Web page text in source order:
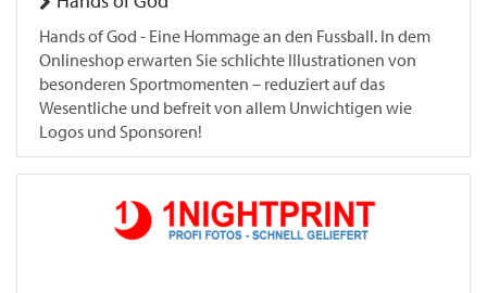
Hands of God - Eine Hommage an den Fussball. In dem
Onlineshop erwarten Sie schlichte Illustrationen von
besonderen Sportmomenten – reduziert auf das
Wesentliche und befreit von allem Unwichtigen wie
Logos und Sponsoren!